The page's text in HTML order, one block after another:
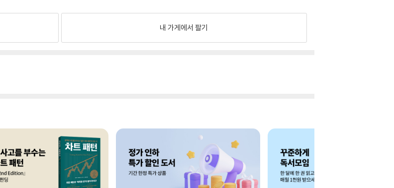
내 가게에서 팔기